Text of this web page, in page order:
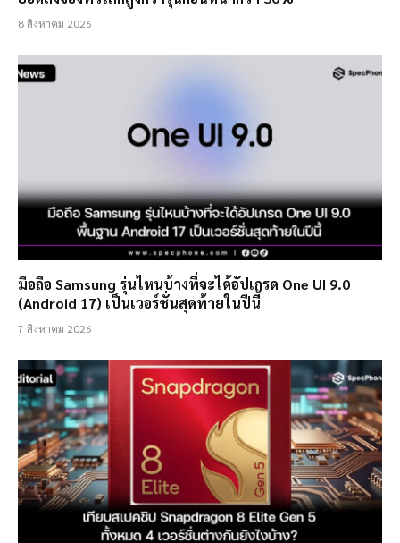
8 สิงหาคม 2026
มือถือ Samsung รุ่นไหนบ้างที่จะได้อัปเกรด One UI 9.0
(Android 17) เป็นเวอร์ชั่นสุดท้ายในปีนี้
7 สิงหาคม 2026